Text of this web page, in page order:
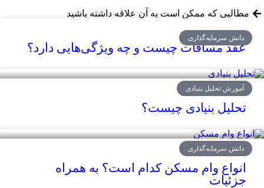
مطالبی که ممکن است به آن علاقه داشته باشید
دانش سرمایه‌گذاری
عقد مساقات چیست و چه ویژگی‌هایی دارد؟
آموزش تحلیل بنیادی
تحلیل بنیادی چیست؟
دانش سرمایه‌گذاری
انواع وام مسکن کدام است؟ به همراه
جزئیات